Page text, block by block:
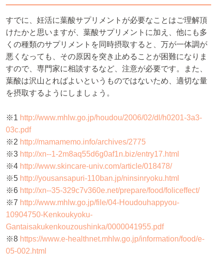
すでに、妊活に葉酸サプリメントが必要なことはご理解頂
けたかと思いますが、葉酸サプリメントに加え、他にも多
くの種類のサプリメントを同時摂取すると、万が一体調が
悪くなっても、その原因を突き止めることが困難になりま
すので、専門家に相談するなど、注意が必要です。また、
葉酸は沢山とればよいというものではないため、適切な量
を摂取するようにしましょう。
※1 http://www.mhlw.go.jp/houdou/2006/02/dl/h0201-3a3-
03c.pdf
※2 http://mamamemo.info/archives/2775
※3 http://xn--1-2m8aq55d6g0af1n.biz/entry17.html
※4 http://www.skincare-univ.com/article/018478/
※5 http://yousansapuri-110ban.jp/ninsinryoku.html
※6 http://xn--35-329c7v360e.net/prepare/food/foliceffect/
※7 http://www.mhlw.go.jp/file/04-Houdouhappyou-
10904750-Kenkoukyoku-
Gantaisakukenkouzoushinka/0000041955.pdf
※8 https://www.e-healthnet.mhlw.go.jp/information/food/e-
05-002.html